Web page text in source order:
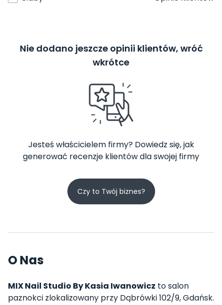
Nie dodano jeszcze opinii klientów, wróć
wkrótce
Jesteś właścicielem firmy? Dowiedz się, jak
generować recenzje klientów dla swojej firmy
Czy to Twój biznes?
O Nas
MIX Nail Studio By Kasia Iwanowicz to salon
paznokci zlokalizowany przy Dąbrówki 102/9, Gdańsk.